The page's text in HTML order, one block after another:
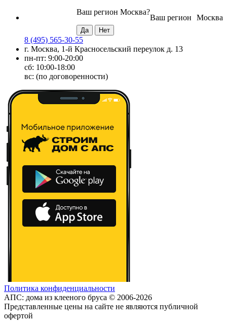
Москва
Ваш регион
Ваш регион Москва?
8 (495) 565-30-55
г. Москва, 1-й Красносельский переулок д. 13
пн-пт: 9:00-20:00
сб: 10:00-18:00
вс: (по договоренности)
Политика конфиденциальности
АПС: дома из клееного бруса © 2006-2026
Представленные цены на сайте не являются публичной
офертой